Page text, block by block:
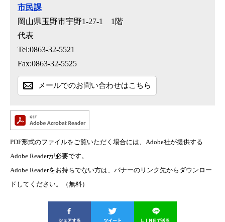
市民課
岡山県玉野市宇野1-27-1 1階
代表
Tel:0863-32-5521
Fax:0863-32-5525
メールでのお問い合わせはこちら
PDF形式のファイルをご覧いただく場合には、Adobe社が提供する
Adobe Readerが必要です。
Adobe Readerをお持ちでない方は、バナーのリンク先からダウンロー
ドしてください。（無料）